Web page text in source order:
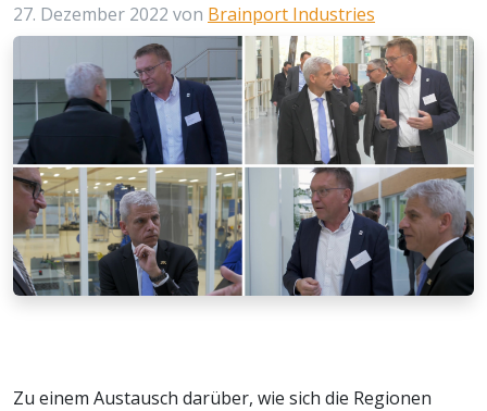
27. Dezember 2022 von Brainport Industries
Zu einem Austausch darüber, wie sich die Regionen